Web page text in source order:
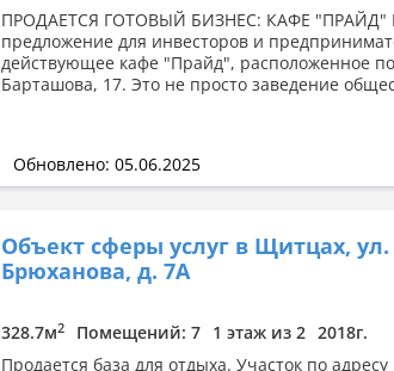
ПРОДАЕТСЯ ГОТОВЫЙ БИЗНЕС: КАФЕ "ПРАЙД"
предложение для инвесторов и
действующее кафе "Прайд", расположенное
Барташова, 17. Это не просто заведение
Обновлено: 05.06.2025
Объект сферы услуг в Щитцах, ул.
Брюханова, д. 7А
328.7м2 Помещений: 7 1 этаж из 2 2018г.
Продается база для отдыха. Участок по